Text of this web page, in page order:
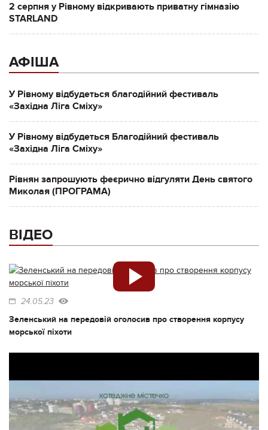
2 серпня у Рівному відкривають приватну гімназію
STARLAND
АФІША
У Рівному відбудеться благодійний фестиваль
«Західна Ліга Сміху»
У Рівному відбудеться Благодійний фестиваль
«Західна Ліга Сміху»
Рівнян запрошують феєрично відгуляти День святого
Миколая (ПРОГРАМА)
ВІДЕО
24.05.23
Зеленський на передовій оголосив про створення корпусу
морської піхоти